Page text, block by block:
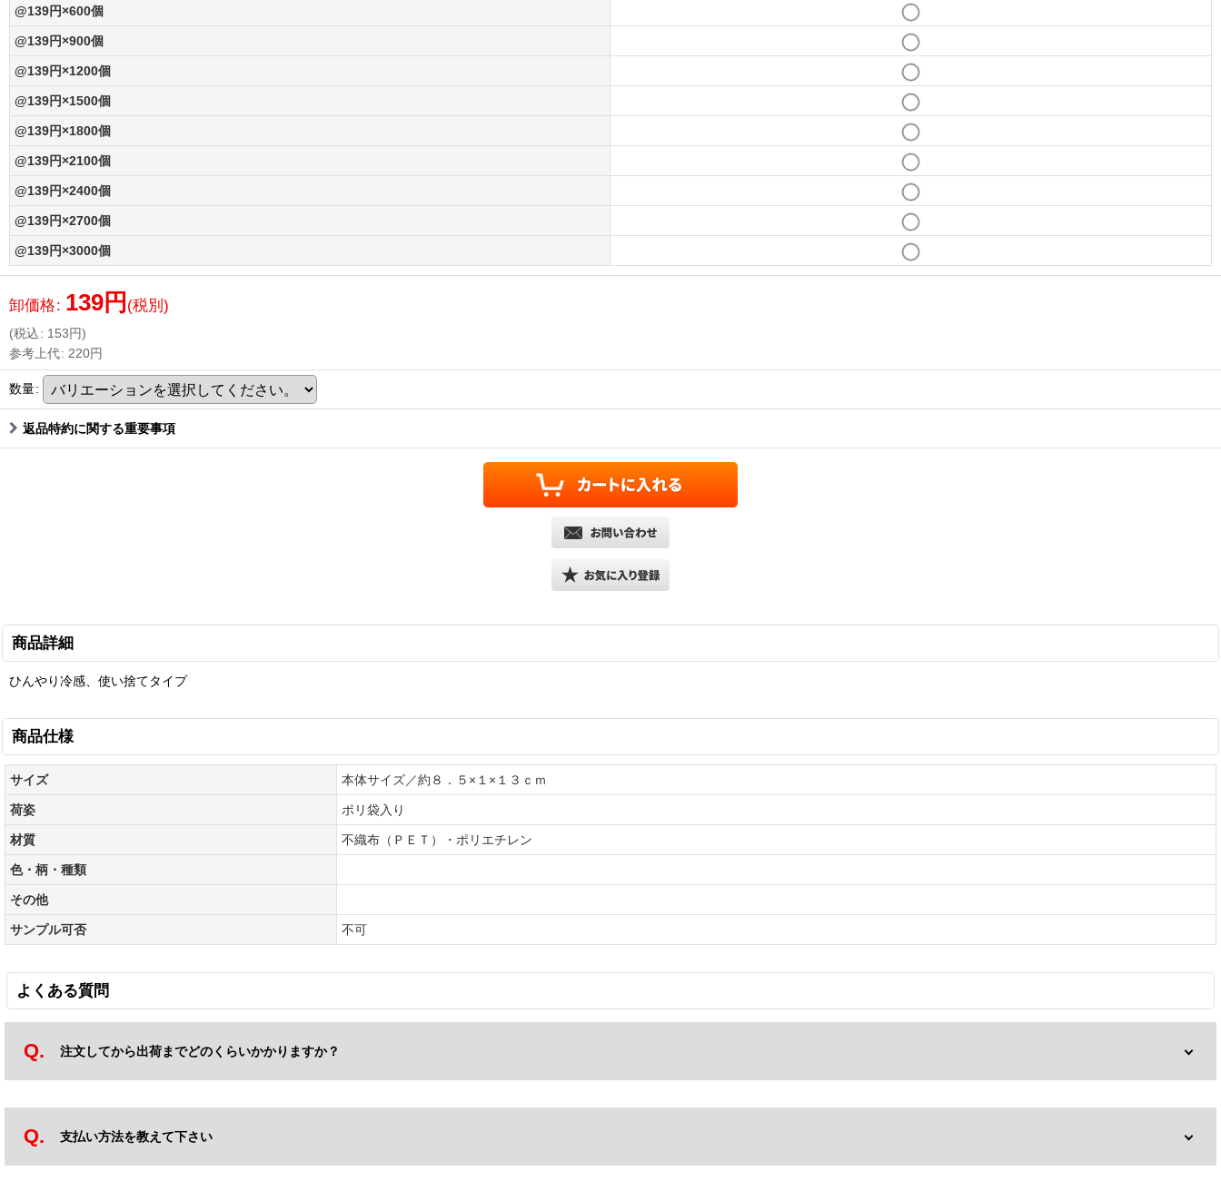
@139円×600個
@139円×900個
@139円×1200個
@139円×1500個
@139円×1800個
@139円×2100個
@139円×2400個
@139円×2700個
@139円×3000個
卸価格: 139円 (税別)
(税込: 153円)
参考上代: 220円
数量:
返品特約に関する重要事項
商品詳細
ひんやり冷感、使い捨てタイプ
商品仕様
サイズ 本体サイズ／約８．５×１×１３ｃｍ
荷姿 ポリ袋入り
材質 不織布（ＰＥＴ）・ポリエチレン
色・柄・種類
その他
サンプル可否 不可
よくある質問
注文してから出荷までどのくらいかかりますか？
支払い方法を教えて下さい